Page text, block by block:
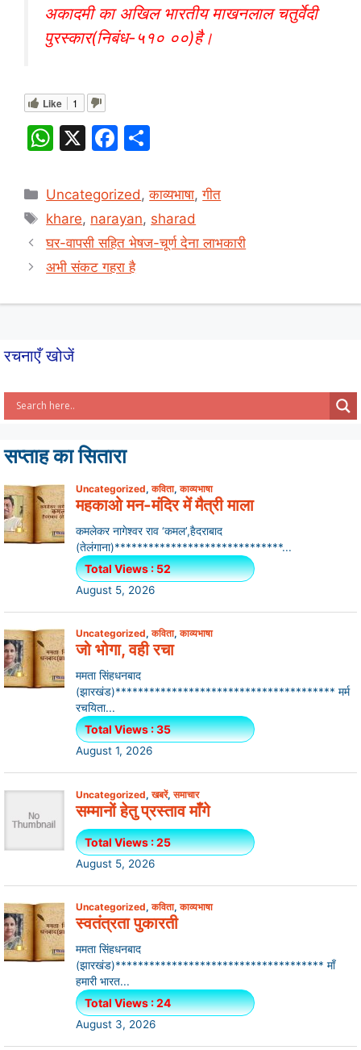
अकादमी का अखिल भारतीय माखनलाल चतुर्वेदी
पुरस्कार(निबंध-५१० ००)है।
Like 1
W
at
s
A
p
X
F
c
e
b
o
ar
e
Categories
Uncategorized ,काव्यभाषा,गीत
Tags
khare, narayan, sharad
घर-वापसी सहित भेषज-चूर्ण देना लाभकारी
अभी संकट गहरा है
रचनाएँ खोजें
सप्ताह का सितारा